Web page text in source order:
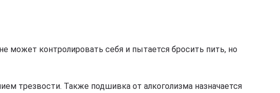
может контролировать себя и пытается бросить пить, но
трезвости. Также подшивка от алкоголизма назначается